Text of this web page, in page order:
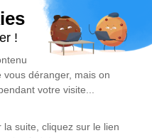
lieu d'expression dédié à
GAUTRON.
hommage estdisponible